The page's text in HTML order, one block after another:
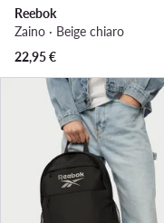
Reebok
Zaino · Beige chiaro
22,95€